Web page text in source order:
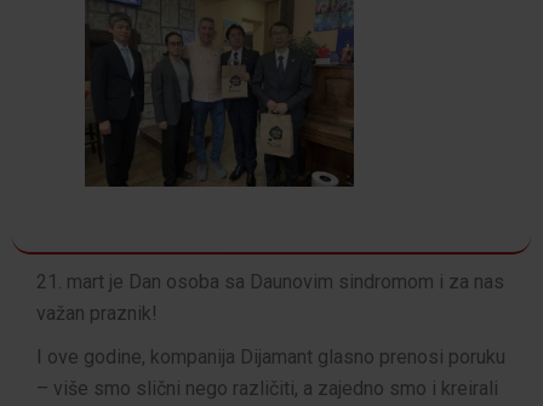
21. mart je Dan osoba sa Daunovim sindromom i za nas
važan praznik!
I ove godine, kompanija Dijamant glasno prenosi poruku
– više smo slični nego različiti, a zajedno smo i kreirali